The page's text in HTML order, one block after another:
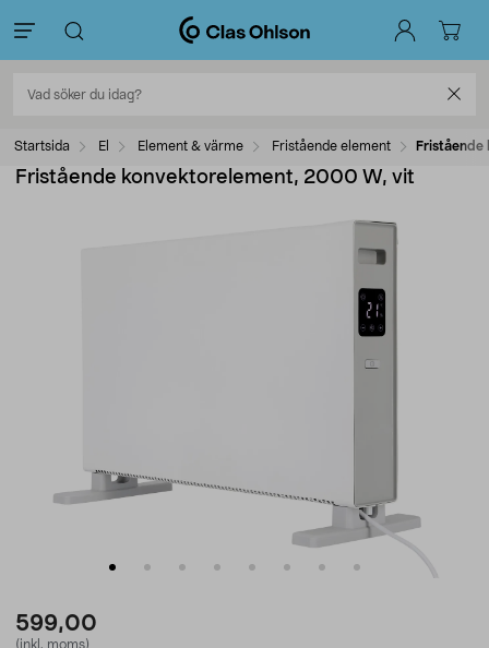
Startsida El Element & värme Fristående element
Fristående konvektorelement, 2000 W, vit
599,00
(inkl. moms)